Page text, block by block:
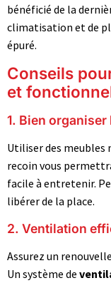
bénéficié de la
climatisation et de
épuré.
Conseils
et
1. Bien organiser
Utiliser des
recoin vous
facile à entretenir.
libérer de la place.
2. Ventilation
Assurez un
Un système de